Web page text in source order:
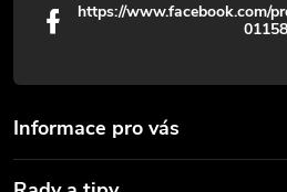
s
u
Informace pro vás
https://www.facebook.com/
01158